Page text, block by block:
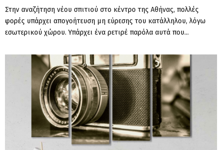
Στην αναζήτηση νέου σπιτιού στο κέντρο της Αθήνας, πολλές
φορές υπάρχει απογοήτευση μη εύρεσης του κατάλληλου, λόγω
εσωτερικού χώρου. Υπάρχει ένα ρετιρέ παρόλα αυτά που...